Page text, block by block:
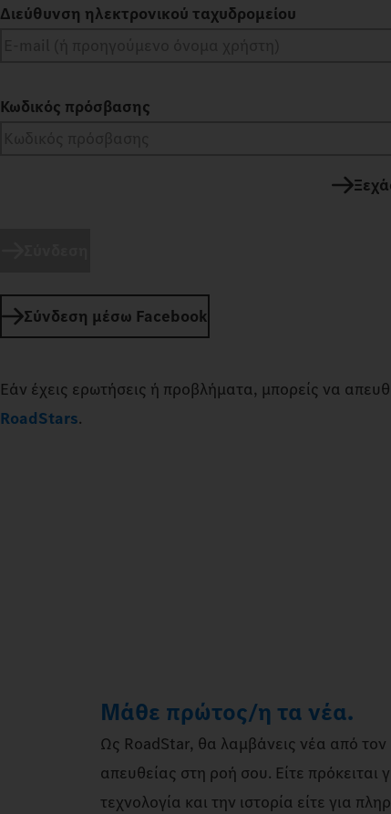
Διεύθυνση ηλεκτρονικού ταχυδρομείου
Κωδικός πρόσβασης
Σύνδεση μέσω Facebook
Εάν έχεις ερωτήσεις ή προβλήματα, μπορείς να
RoadStars.
Μάθε πρώτος/η τα νέα.
Ως RoadStar, θα λαμβάνεις νέα από
απευθείας στη ροή σου. Είτε πρόκειται
τεχνολογία και την ιστορία είτε για